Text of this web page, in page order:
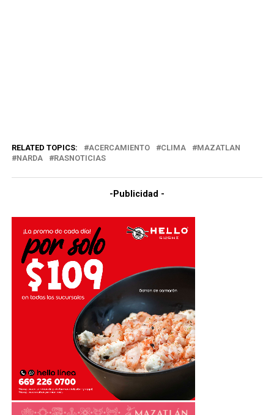
RELATED TOPICS: ACERCAMIENTO CLIMA
MAZATLAN
NARDA
RASNOTICIAS
-Publicidad -